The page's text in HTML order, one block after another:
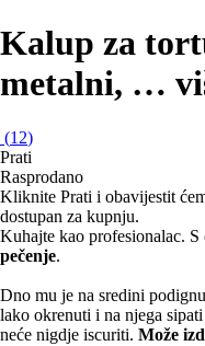
Kalup za
metalni, …
(12)
Prati
Rasprodano
Kliknite Prati i obavijestit
dostupan za kupnju.
Kuhajte kao profesionalac. S
pečenje.
Dno mu je na sredini
lako okrenuti i na njega
neće nigdje iscuriti. Može